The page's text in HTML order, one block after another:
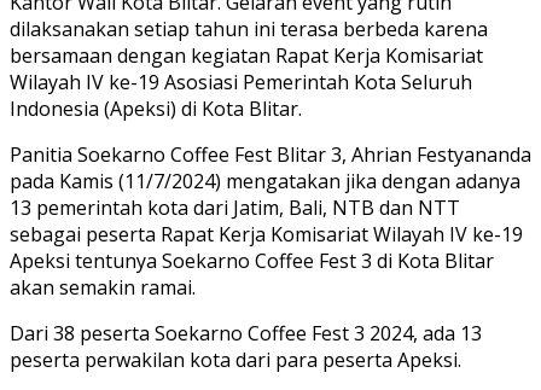
dilaksanakan setiap tahun ini terasa berbeda karena
bersamaan dengan kegiatan Rapat Kerja Komisariat
Wilayah IV ke-19 Asosiasi Pemerintah Kota Seluruh
Indonesia (Apeksi) di Kota Blitar.
Panitia Soekarno Coffee Fest Blitar 3, Ahrian Festyananda
pada Kamis (11/7/2024) mengatakan jika dengan adanya
13 pemerintah kota dari Jatim, Bali, NTB dan NTT
sebagai peserta Rapat Kerja Komisariat Wilayah IV ke-19
Apeksi tentunya Soekarno Coffee Fest 3 di Kota Blitar
akan semakin ramai.
Dari 38 peserta Soekarno Coffee Fest 3 2024, ada 13
peserta perwakilan kota dari para peserta Apeksi.